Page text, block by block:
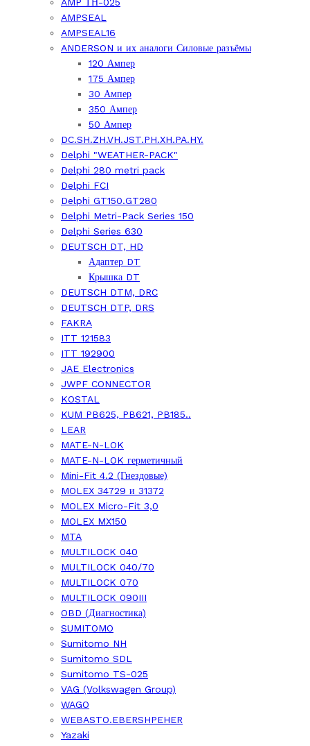
AMP ТН-025
AMPSEAL
AMPSEAL16
ANDERSON и их аналоги Силовые разъёмы
120 Ампер
175 Ампер
30 Ампер
350 Ампер
50 Ампер
DC.SH.ZH.VH.JST.PH.XH.PA.HY.
Delphi "WEATHER-PACK"
Delphi 280 metri pack
Delphi FCI
Delphi GT150.GT280
Delphi Metri-Pack Series 150
Delphi Series 630
DEUTSCH DT, HD
Адаптер DT
Крышка DT
DEUTSCH DTM, DRC
DEUTSCH DTP, DRS
FAKRA
ITT 121583
ITT 192900
JAE Electronics
JWPF CONNECTOR
KOSTAL
KUM PB625, PB621, PB185..
LEAR
MATE-N-LOK
MATE-N-LOK герметичный
Mini-Fit 4.2 (Гнездовые)
MOLEX 34729 и 31372
MOLEX Micro-Fit 3,0
MOLEX MX150
MTA
MULTILOCK 040
MULTILOCK 040/70
MULTILOCK 070
MULTILOCK 090III
OBD (Диагностика)
SUMITOMO
Sumitomo NH
Sumitomo SDL
Sumitomo TS-025
VAG (Volkswagen Group)
WAGO
WEBASTO.EBERSHPEHER
Yazaki